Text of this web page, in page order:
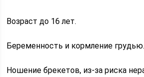
Возраст до 16 лет.
Беременность и кормление грудью.
Ношение брекетов, из-за риска